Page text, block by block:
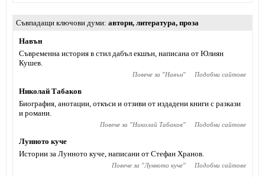
Съвпадащи ключови думи автори, литература, проза
Навън
Съвременна история в стил дабъл екшън, написана от Юлиян
Кушев.
Повече за "Навън" Подобни сайтове
Николай Табаков
Биография, анотации, откъси и отзиви от издадени книги с разкази
и романи.
Повече за "Николай Табаков" Подобни сайтове
Лунното куче
Истории за Лунното куче, написани от Стефан Хранов.
Повече за "Лунното куче" Подобни сайтове